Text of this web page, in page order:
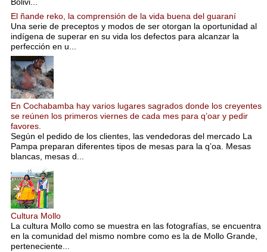
El ñande reko, la comprensión de la vida buena del guaraní
Una serie de preceptos y modos de ser otorgan la oportunidad al
indígena de superar en su vida los defectos para alcanzar la
perfección en u...
En Cochabamba hay varios lugares sagrados donde los creyentes
se reúnen los primeros viernes de cada mes para q’oar y pedir
favores.
Según el pedido de los clientes, las vendedoras del mercado La
Pampa preparan diferentes tipos de mesas para la q’oa. Mesas
blancas, mesas d...
Cultura Mollo
La cultura Mollo como se muestra en las fotografías, se encuentra
en la comunidad del mismo nombre como es la de Mollo Grande,
perteneciente...